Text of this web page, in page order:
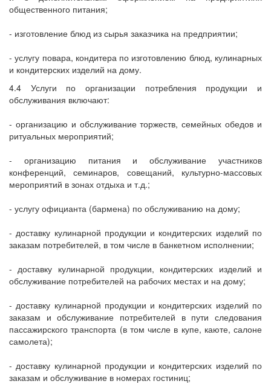
общественного питания;
- изготовление блюд из сырья заказчика на предприятии;
- услугу повара, кондитера по изготовлению блюд, кулинарных
и кондитерских изделий на дому.
4.4 Услуги по организации потребления продукции и
обслуживания включают:
- организацию и обслуживание торжеств, семейных обедов и
ритуальных мероприятий;
- организацию питания и обслуживание участников
конференций, семинаров, совещаний, культурно-массовых
мероприятий в зонах отдыха и т.д.;
- услугу официанта (бармена) по обслуживанию на дому;
- доставку кулинарной продукции и кондитерских изделий по
заказам потребителей, в том числе в банкетном исполнении;
- доставку кулинарной продукции, кондитерских изделий и
обслуживание потребителей на рабочих местах и на дому;
- доставку кулинарной продукции и кондитерских изделий по
заказам и обслуживание потребителей в пути следования
пассажирского транспорта (в том числе в купе, каюте, салоне
самолета);
- доставку кулинарной продукции и кондитерских изделий по
заказам и обслуживание в номерах гостиниц;